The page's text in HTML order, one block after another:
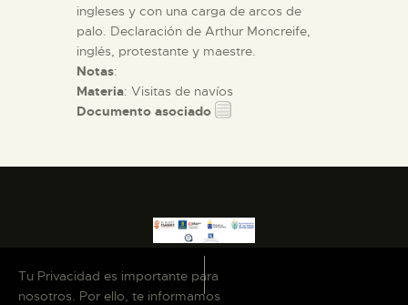
ingleses y con una carga de arcos de
palo. Declaración de Arthur Moncreife,
inglés, protestante y maestre.
Notas:
Materia: Visitas de navíos
Documento asociado
Tu Privacidad es importante para
nosotros. Por ello, te informamos